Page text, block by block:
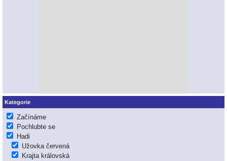
Kategorie
Začínáme
Pochlubte se
Hadi
Užovka červená
Krajta královská